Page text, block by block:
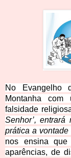
No Evangelho
Montanha
falsidade
Senhor’,
prática a
nos ensina
aparências, de